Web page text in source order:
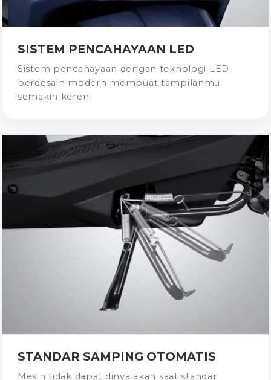
SISTEM PENCAHAYAAN LED
Sistem pencahayaan dengan teknologi LED
berdesain modern membuat tampilanmu
semakin keren
STANDAR SAMPING OTOMATIS
Mesin tidak dapat dinyalakan saat standar